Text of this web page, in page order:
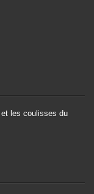
et les coulisses du